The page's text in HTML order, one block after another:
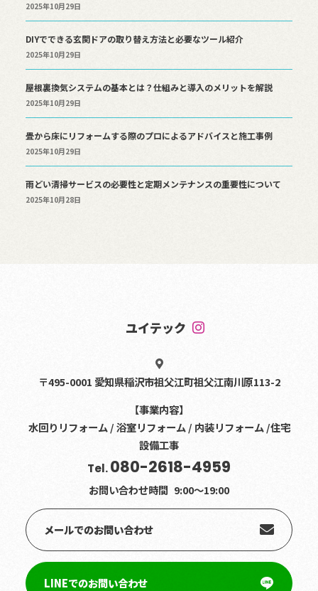
2025年10月29日
DIYでできる玄関ドアの取り替え方法と必要なツール紹介
2025年10月29日
屋根裏換気システムの基本とは？仕組みと導入のメリットを解説
2025年10月29日
畳から床にリフォームする際のプロによるアドバイスと施工事例
2025年10月29日
雨どい清掃サービスの必要性と定期メンテナンスの重要性について
2025年10月28日
ユイテック
〒495-0001 愛知県稲沢市祖父江町祖父江南川原113-2
【事業内容】
水回りリフォーム / 浴室リフォーム / 内装リフォーム /住宅
設備工事
Tel. 080-2618-4959
お問い合わせ時間 9:00〜19:00
メールでのお問い合わせ
LINEでのお問い合わせ